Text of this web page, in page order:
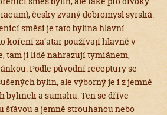
česky zvaný dobromysl syrská.
směsi je tato bylina hlavní
koření za’atar používají hlavně v
tam ji lidé nahrazují tymiánem,
Podle původní receptury se
bylin, ale výborný je i z jemně
bylinek a sumahu. Ten se dříve
šťávou a jemně strouhanou nebo